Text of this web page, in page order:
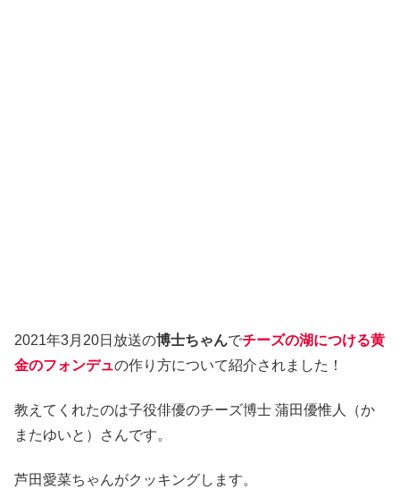
2021年3月20日放送の博士ちゃんでチーズの湖につける黄
金のフォンデュの作り方について紹介されました！
教えてくれたのは子役俳優のチーズ博士 蒲田優惟人（か
またゆいと）さんです。
芦田愛菜ちゃんがクッキングします。